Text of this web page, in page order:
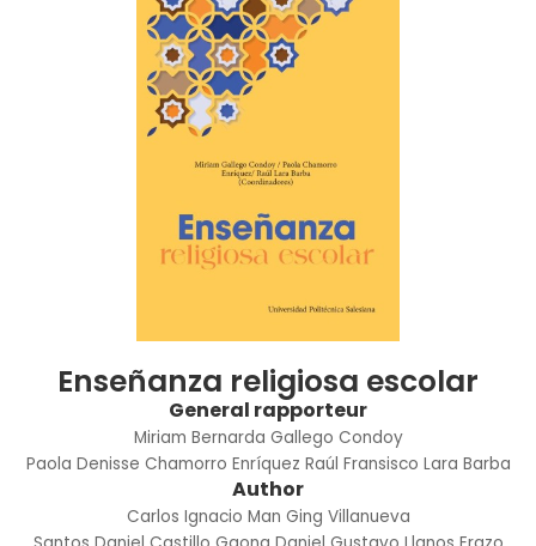
Enseñanza religiosa escolar
General rapporteur
Miriam Bernarda Gallego Condoy
Paola Denisse Chamorro Enríquez Raúl Fransisco Lara Barba
Author
Carlos Ignacio Man Ging Villanueva